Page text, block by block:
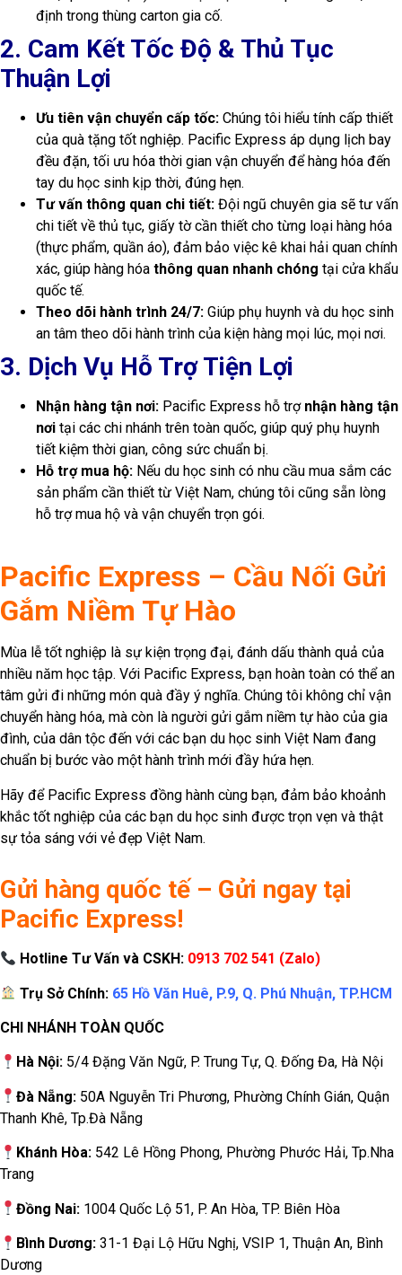
định trong thùng carton gia cố.
2. Cam Kết Tốc Độ & Thủ Tục
Thuận Lợi
Ưu tiên vận chuyển cấp tốc: Chúng tôi hiểu tính cấp thiết
của quà tặng tốt nghiệp. Pacific Express áp dụng lịch bay
đều đặn, tối ưu hóa thời gian vận chuyển để hàng hóa đến
tay du học sinh kịp thời, đúng hẹn.
Tư vấn thông quan chi tiết: Đội ngũ chuyên gia sẽ tư vấn
chi tiết về thủ tục, giấy tờ cần thiết cho từng loại hàng hóa
(thực phẩm, quần áo), đảm bảo việc kê khai hải quan chính
xác, giúp hàng hóa thông quan nhanh chóng tại cửa khẩu
quốc tế.
Theo dõi hành trình 24/7: Giúp phụ huynh và du học sinh
an tâm theo dõi hành trình của kiện hàng mọi lúc, mọi nơi.
3. Dịch Vụ Hỗ Trợ Tiện Lợi
Nhận hàng tận nơi: Pacific Express hỗ trợ nhận hàng tận
nơi tại các chi nhánh trên toàn quốc, giúp quý phụ huynh
tiết kiệm thời gian, công sức chuẩn bị.
Hỗ trợ mua hộ: Nếu du học sinh có nhu cầu mua sắm các
sản phẩm cần thiết từ Việt Nam, chúng tôi cũng sẵn lòng
hỗ trợ mua hộ và vận chuyển trọn gói.
Pacific Express – Cầu Nối Gửi
Gắm Niềm Tự Hào
Mùa lễ tốt nghiệp là sự kiện trọng đại, đánh dấu thành quả của
nhiều năm học tập. Với Pacific Express, bạn hoàn toàn có thể an
tâm gửi đi những món quà đầy ý nghĩa. Chúng tôi không chỉ vận
chuyển hàng hóa, mà còn là người gửi gắm niềm tự hào của gia
đình, của dân tộc đến với các bạn du học sinh Việt Nam đang
chuẩn bị bước vào một hành trình mới đầy hứa hẹn.
Hãy để Pacific Express đồng hành cùng bạn, đảm bảo khoảnh
khắc tốt nghiệp của các bạn du học sinh được trọn vẹn và thật
sự tỏa sáng với vẻ đẹp Việt Nam.
Gửi hàng quốc tế – Gửi ngay tại
Pacific Express!
Hotline Tư Vấn và CSKH: 0913 702 541 (Zalo)
Trụ Sở Chính: 65 Hồ Văn Huê, P.9, Q. Phú Nhuận, TP.HCM
CHI NHÁNH TOÀN QUỐC
Hà Nội: 5/4 Đặng Văn Ngữ, P. Trung Tự, Q. Đống Đa, Hà Nội
Đà Nẵng: 50A Nguyễn Tri Phương, Phường Chính Gián, Quận
Thanh Khê, Tp.Đà Nẵng
Khánh Hòa: 542 Lê Hồng Phong, Phường Phước Hải, Tp.Nha
Trang
Đồng Nai: 1004 Quốc Lộ 51, P. An Hòa, TP. Biên Hòa
Bình Dương: 31-1 Đại Lộ Hữu Nghị, VSIP 1, Thuận An, Bình
Dương